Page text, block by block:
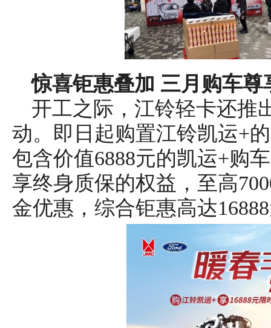
惊喜钜惠叠加 三月购车尊
开工之际，江铃轻卡还推
动。即日起购置江铃凯运+
包含价值6888元的凯运+购
享终身质保的权益，至高
金优惠，综合钜惠高达